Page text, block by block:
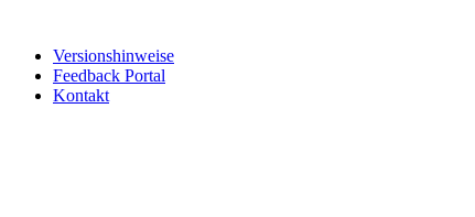
springenVersionshinweise
Feedback Portal
Kontakt